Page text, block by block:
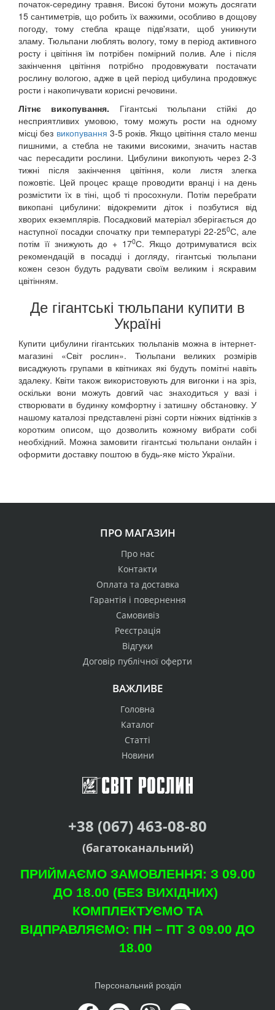
початок-середину травня. Високі бутони можуть досягати
15 сантиметрів, що робить їх важкими, особливо в дощову
погоду, тому стебла краще підв'язати, щоб уникнути
зламу. Тюльпани люблять вологу, тому в період активного
росту і цвітіння їм потрібен помірний полив. Але і після
закінчення цвітіння потрібно продовжувати постачати
рослину вологою, адже в цей період цибулина продовжує
рости і накопичувати корисні речовини.
Літнє викопування. Гігантські тюльпани стійкі до
несприятливих умовою, тому можуть рости на одному
місці без викопування 3-5 років. Якщо цвітіння стало менш
пишними, а стебла не такими високими, значить настав
час пересадити рослини. Цибулини викопують через 2-3
тижні після закінчення цвітіння, коли листя злегка
пожовтіє. Цей процес краще проводити вранці і на день
розмістити їх в тіні, щоб ті просохнули. Потім перебрати
викопані цибулини: відокремити діток і позбутися від
хворих екземплярів. Посадковий матеріал зберігається до
наступної посадки спочатку при температурі 22-250С, але
потім її знижують до + 170С. Якщо дотримуватися всіх
рекомендацій в посадці і догляду, гігантські тюльпани
кожен сезон будуть радувати своїм великим і яскравим
цвітінням.
Де гігантські тюльпани купити в
Україні
Купити цибулини гігантських тюльпанів можна в інтернет-
магазині «Світ рослин». Тюльпани великих розмірів
висаджують групами в квітниках які будуть помітні навіть
здалеку. Квіти також використовують для вигонки і на зріз,
оскільки вони можуть довгий час знаходиться у вазі і
створювати в будинку комфортну і затишну обстановку. У
нашому каталозі представлені різні сорти ніжних відтінків з
коротким описом, що дозволить кожному вибрати собі
необхідний. Можна замовити гігантські тюльпани онлайн і
оформити доставку поштою в будь-яке місто України.
ПРО МАГАЗИН
Про нас
Контакти
Оплата та доставка
Гарантія і повернення
Самовивіз
Реєстрація
Відгуки
Договір публічної оферти
ВАЖЛИВЕ
Головна
Каталог
Статті
Новини
+38 (067) 463-08-80
(багатоканальний)
ПРИЙМАЄМО ЗАМОВЛЕННЯ: З 09.00
ДО 18.00 (БЕЗ ВИХІДНИХ)
КОМПЛЕКТУЄМО ТА
ВІДПРАВЛЯЄМО: ПН – ПТ З 09.00 ДО
18.00
Персональний розділ